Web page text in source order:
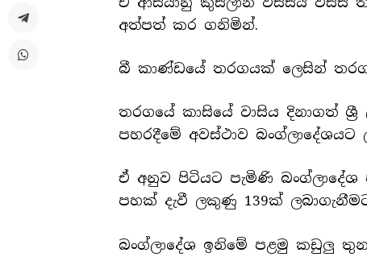
අත්පත් කර ගනිමින්.
බී කාණ්ඩයේ තරගයක් ලෙසින්
තරගයේ කාසියේ වාසිය දිනාගත්
පහරදීමේ අවස්ථාව බංග්ලාදේශයට
ඒ අනුව පිටියට පැමිණි
පහක් දැවී ලකුණු 139ක්
බංග්ලාදේශ ඉනිමේ පළමු කඩුලු